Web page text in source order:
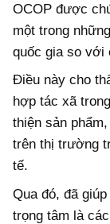
OCOP được
một trong
quốc gia so với
Điều này cho
hợp tác xã
thiện sản
trên thị trường
tế.
Qua đó, đã
trọng tâm là